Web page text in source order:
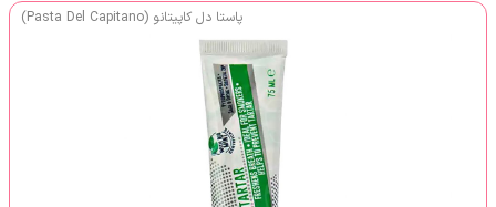
پاستا دل کاپیتانو (Pasta Del Capitano)